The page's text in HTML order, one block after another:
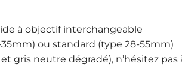
à objectif interchangeable
ou standard (type 28-55mm)
gris neutre dégradé), n’hésitez